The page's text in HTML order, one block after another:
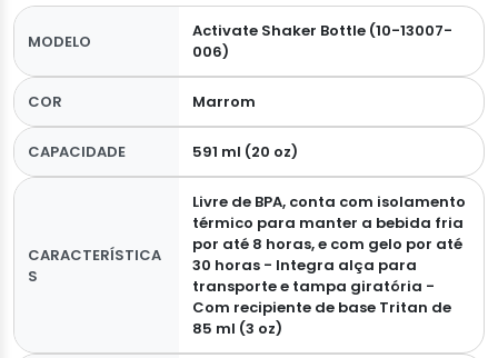
MODELO
Activate Shaker Bottle (10-13007-
006)
COR Marrom
CAPACIDADE 591 ml (20 oz)
CARACTERÍSTICA
S
Livre de BPA, conta com isolamento
térmico para manter a bebida fria
por até 8 horas, e com gelo por até
30 horas - Integra alça para
transporte e tampa giratória -
Com recipiente de base Tritan de
85 ml (3 oz)